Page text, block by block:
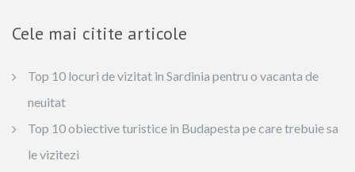
Cele mai citite articole
Top 10 locuri de vizitat in Sardinia pentru o vacanta de
neuitat
Top 10 obiective turistice in Budapesta pe care trebuie sa
le vizitezi